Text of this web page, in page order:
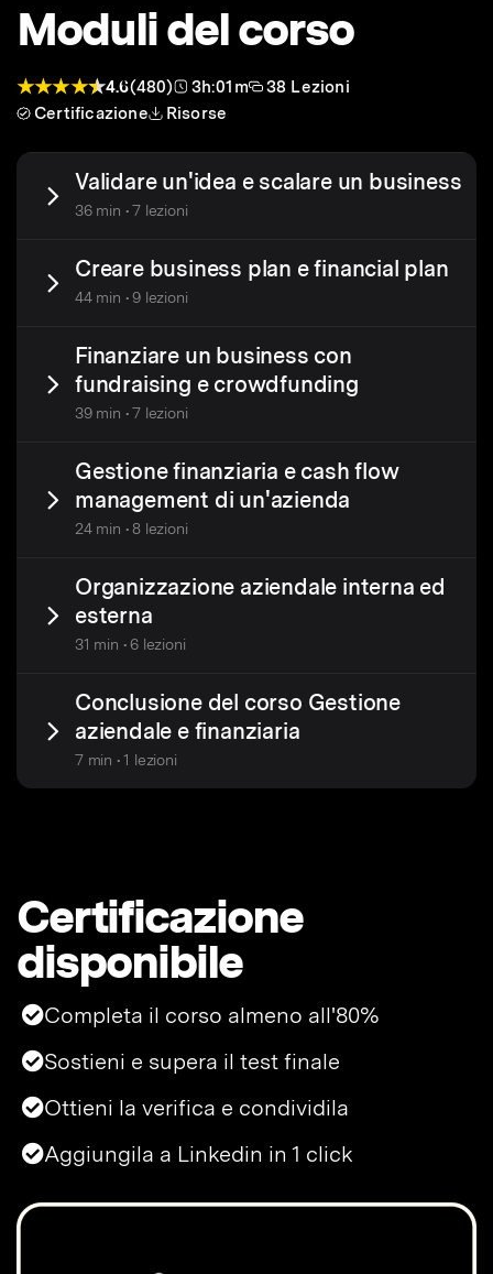
Moduli del corso
4.6(480) 3h:01m
38 Lezioni
Certificazione
Risorse
Validare un'idea e scalare un business
36 min • 7 lezioni
Creare business plan e financial plan
44 min • 9 lezioni
Finanziare un business con
fundraising e crowdfunding
39 min • 7 lezioni
Gestione finanziaria e cash flow
management di un'azienda
24 min • 8 lezioni
Organizzazione aziendale interna ed
esterna
31 min • 6 lezioni
Conclusione del corso Gestione
aziendale e finanziaria
7 min • 1 lezioni
Certificazione
disponibile
Completa il corso almeno all'80%
Sostieni e supera il test finale
Ottieni la verifica e condividila
Aggiungila a Linkedin in 1 click